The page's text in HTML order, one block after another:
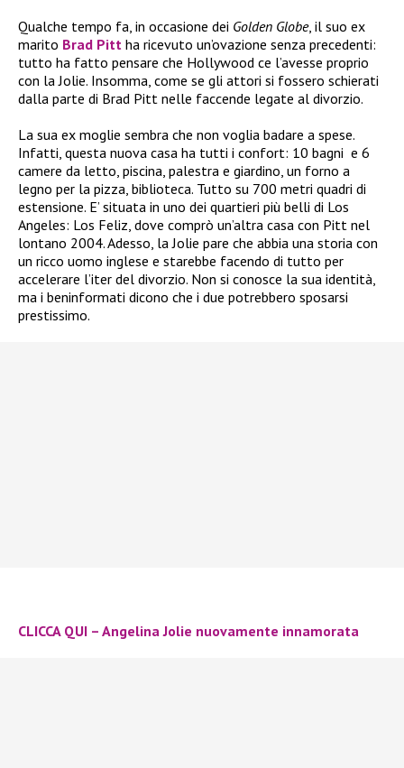
Qualche tempo fa, in occasione dei Golden Globe, il suo ex
marito Brad Pitt ha ricevuto un’ovazione senza precedenti:
tutto ha fatto pensare che Hollywood ce l’avesse proprio
con la Jolie. Insomma, come se gli attori si fossero schierati
dalla parte di Brad Pitt nelle faccende legate al divorzio.
La sua ex moglie sembra che non voglia badare a spese.
Infatti, questa nuova casa ha tutti i confort: 10 bagni e 6
camere da letto, piscina, palestra e giardino, un forno a
legno per la pizza, biblioteca. Tutto su 700 metri quadri di
estensione. E’ situata in uno dei quartieri più belli di Los
Angeles: Los Feliz, dove comprò un’altra casa con Pitt nel
lontano 2004. Adesso, la Jolie pare che abbia una storia con
un ricco uomo inglese e starebbe facendo di tutto per
accelerare l’iter del divorzio. Non si conosce la sua identità,
ma i beninformati dicono che i due potrebbero sposarsi
prestissimo.
CLICCA QUI – Angelina Jolie nuovamente innamorata